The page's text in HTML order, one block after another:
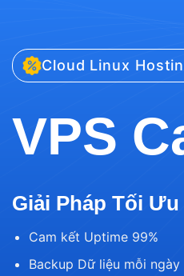
Cloud Linux
VPS
Giải Pháp Tối
Cam kết Uptime 99%
Backup Dữ liệu mỗi ngày